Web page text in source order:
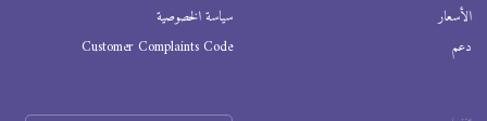
الأسعار
دعم
سياسة الخصوصية
Customer Complaints Code